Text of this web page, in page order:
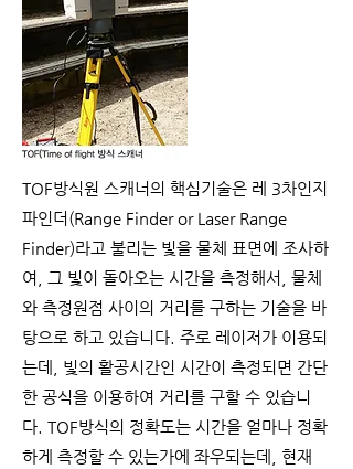
TOF방식원 스캐너의 핵심기술은 레 3차인지
파인더(Range Finder or Laser Range
Finder)라고 불리는 빛을 물체 표면에 조사하
여, 그 빛이 돌아오는 시간을 측정해서, 물체
와 측정원점 사이의 거리를 구하는 기술을 바
탕으로 하고 있습니다. 주로 레이저가 이용되
는데, 빛의 활공시간인 시간이 측정되면 간단
한 공식을 이용하여 거리를 구할 수 있습니
다. TOF방식의 정확도는 시간을 얼마나 정확
하게 측정할 수 있는가에 좌우되는데, 현재